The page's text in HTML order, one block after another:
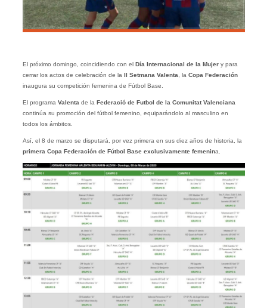
El próximo domingo, coincidiendo con el Día Internacional de la Mujer y para
cerrar los actos de celebración de laII Setmana Valenta, la Copa Federación
inaugura su competición femenina de Fútbol Base.
El programa Valentade la Federació de Futbol de la Comunitat Valenciana
continúa su promoción del fútbol femenino, equiparándolo al masculino en
todos los ámbitos.
Así, el 8 de marzo se disputará, por vez primera en sus diez años de historia, la
primera Copa Federación de Fútbol Base exclusivamente femenina.